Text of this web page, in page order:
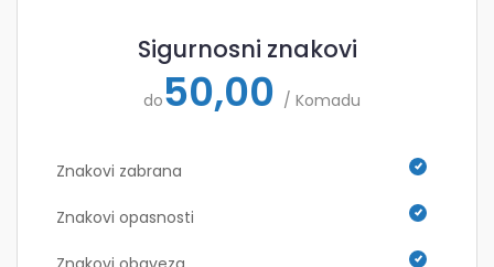
Sigurnosni znakovi
do50,00 / Komadu
Znakovi zabrana
Znakovi opasnosti